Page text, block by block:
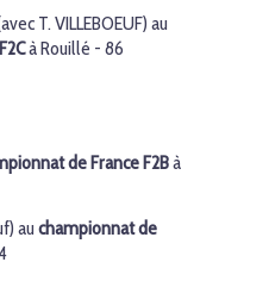
T. VILLEBOEUF) au
à Rouillé - 86
de France F2Bà
au championnat de